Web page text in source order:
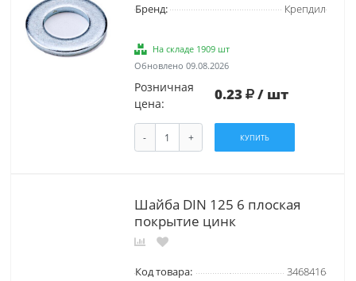
Бренд:
Крепдил
На складе 1909 шт
Обновлено 09.08.2026
Розничная
цена:
0.23 / шт
- + КУПИТЬ
Шайба DIN 125 6 плоская
покрытие цинк
Код товара:
3468416